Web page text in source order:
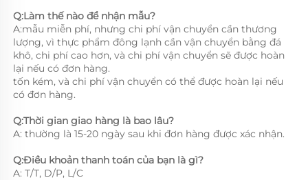
Q:Làm thế nào để nhận mẫu?
A:mẫu miễn phí, nhưng chi phí vận chuyển cần thương
lượng, vì thực phẩm đông lạnh cần vận chuyển bằng đá
khô, chi phí cao hơn, và chi phí vận chuyển sẽ được hoàn
lại nếu có đơn hàng.
tốn kém, và chi phí vận chuyển có thể được hoàn lại nếu
có đơn hàng.
Q:Thời gian giao hàng là bao lâu?
A: thường là 15-20 ngày sau khi đơn hàng được xác nhận.
Q:Điều khoản thanh toán của bạn là gì?
A: T/T, D/P, L/C